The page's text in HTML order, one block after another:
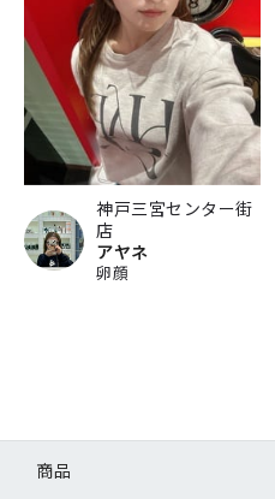
神戸三宮センター街
店
アヤネ
卵顔
商品